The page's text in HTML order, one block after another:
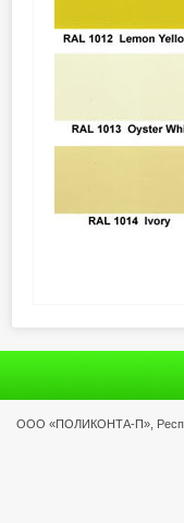
ООО «ПОЛИКОНТА-П»,